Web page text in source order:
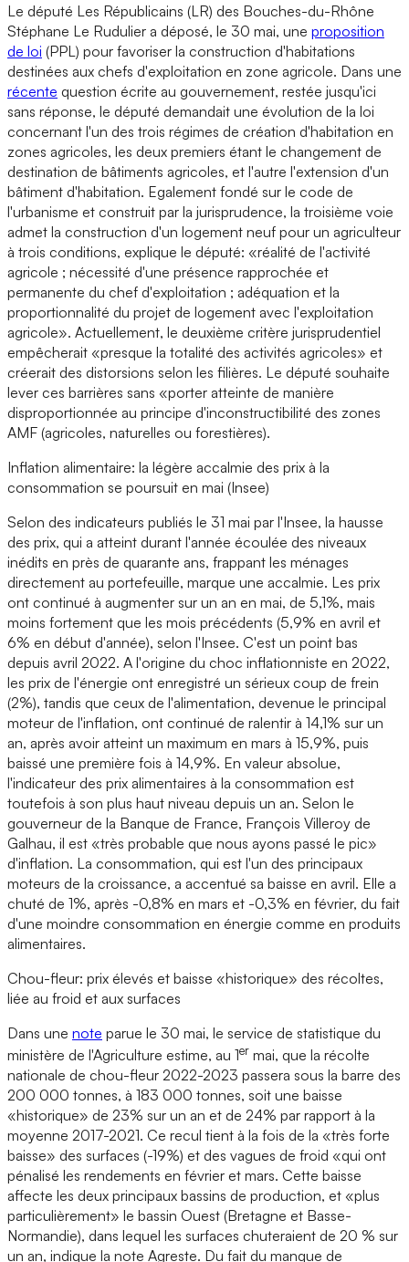
Le député Les Républicains (LR) des Bouches-du-Rhône
Stéphane Le Rudulier a déposé, le 30 mai, une proposition
de loi (PPL) pour favoriser la construction d'habitations
destinées aux chefs d'exploitation en zone agricole. Dans une
récente question écrite au gouvernement, restée jusqu'ici
sans réponse, le député demandait une évolution de la loi
concernant l'un des trois régimes de création d'habitation en
zones agricoles, les deux premiers étant le changement de
destination de bâtiments agricoles, et l'autre l'extension d'un
bâtiment d'habitation. Egalement fondé sur le code de
l'urbanisme et construit par la jurisprudence, la troisième voie
admet la construction d'un logement neuf pour un agriculteur
à trois conditions, explique le député: «réalité de l'activité
agricole ; nécessité d'une présence rapprochée et
permanente du chef d'exploitation ; adéquation et la
proportionnalité du projet de logement avec l'exploitation
agricole». Actuellement, le deuxième critère jurisprudentiel
empêcherait «presque la totalité des activités agricoles» et
créerait des distorsions selon les filières. Le député souhaite
lever ces barrières sans «porter atteinte de manière
disproportionnée au principe d'inconstructibilité des zones
AMF (agricoles, naturelles ou forestières).
Inflation alimentaire: la légère accalmie des prix à la
consommation se poursuit en mai (Insee)
Selon des indicateurs publiés le 31 mai par l'Insee, la hausse
des prix, qui a atteint durant l'année écoulée des niveaux
inédits en près de quarante ans, frappant les ménages
directement au portefeuille, marque une accalmie. Les prix
ont continué à augmenter sur un an en mai, de 5,1%, mais
moins fortement que les mois précédents (5,9% en avril et
6% en début d'année), selon l'Insee. C'est un point bas
depuis avril 2022. A l'origine du choc inflationniste en 2022,
les prix de l'énergie ont enregistré un sérieux coup de frein
(2%), tandis que ceux de l'alimentation, devenue le principal
moteur de l'inflation, ont continué de ralentir à 14,1% sur un
an, après avoir atteint un maximum en mars à 15,9%, puis
baissé une première fois à 14,9%. En valeur absolue,
l'indicateur des prix alimentaires à la consommation est
toutefois à son plus haut niveau depuis un an. Selon le
gouverneur de la Banque de France, François Villeroy de
Galhau, il est «très probable que nous ayons passé le pic»
d'inflation. La consommation, qui est l'un des principaux
moteurs de la croissance, a accentué sa baisse en avril. Elle a
chuté de 1%, après -0,8% en mars et -0,3% en février, du fait
d'une moindre consommation en énergie comme en produits
alimentaires.
Chou-fleur: prix élevés et baisse «historique» des récoltes,
liée au froid et aux surfaces
Dans une note parue le 30 mai, le service de statistique du
ministère de l'Agriculture estime, au 1er mai, que la récolte
nationale de chou-fleur 2022-2023 passera sous la barre des
200 000 tonnes, à 183 000 tonnes, soit une baisse
«historique» de 23% sur un an et de 24% par rapport à la
moyenne 2017-2021. Ce recul tient à la fois de la «très forte
baisse» des surfaces (-19%) et des vagues de froid «qui ont
pénalisé les rendements en février et mars. Cette baisse
affecte les deux principaux bassins de production, et «plus
particulièrement» le bassin Ouest (Bretagne et Basse-
Normandie), dans lequel les surfaces chuteraient de 20 % sur
un an, indique la note Agreste. Du fait du manque de